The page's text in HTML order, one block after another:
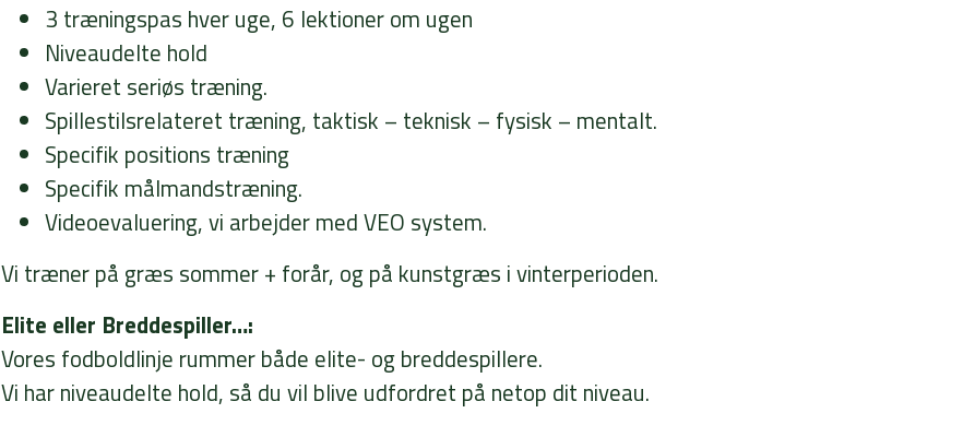
3 træningspas hver uge, 6 lektioner om ugen
Niveaudelte hold
Varieret seriøs træning.
Spillestilsrelateret træning, taktisk – teknisk – fysisk – mentalt.
Specifik positions træning
Specifik målmandstræning.
Videoevaluering, vi arbejder med VEO system.
Vi træner på græs sommer + forår, og på kunstgræs i vinterperioden.
Elite eller Breddespiller…:
Vores fodboldlinje rummer både elite- og breddespillere.
Vi har niveaudelte hold, så du vil blive udfordret på netop dit niveau.